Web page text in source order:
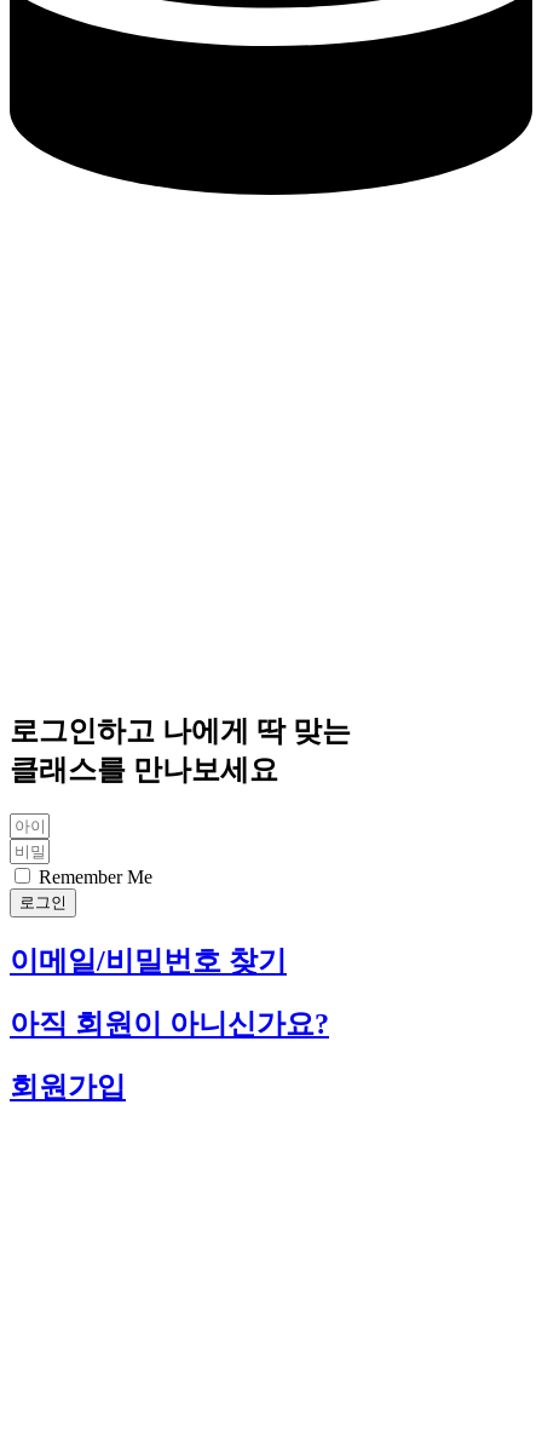
로그인하고 나에게 딱 맞는
클래스를 만나보세요
Remember Me
로그인
이메일/비밀번호 찾기
아직 회원이 아니신가요?
회원가입